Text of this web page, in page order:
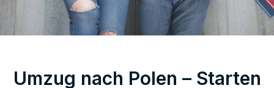
Umzug nach Polen – Starten